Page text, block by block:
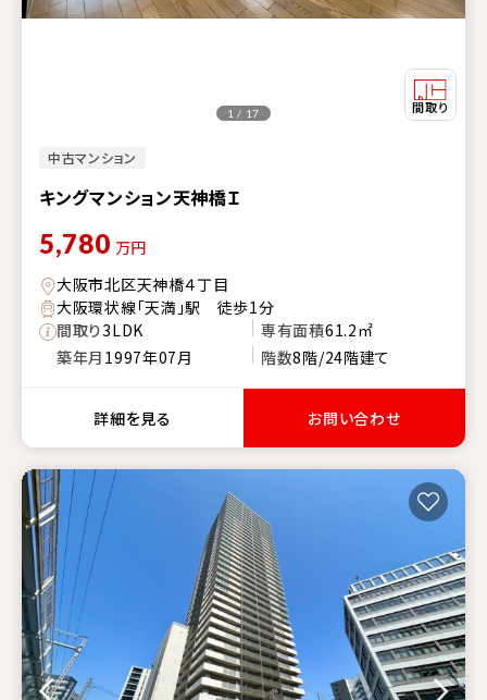
中古マンション
キングマンション天神橋Ｉ
1 / 17
5,780 万円
大阪市北区天神橋４丁目
大阪環状線「天満」駅 徒歩1分
間取り3LDK 専有面積61.2㎡
築年月 1997年07月 階数8階/24階建て
詳細を見る お問い合わせ